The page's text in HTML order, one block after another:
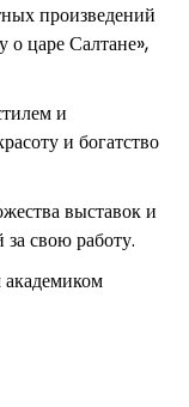
произведений
о царе Салтане»,
и
и богатство
выставок и
свою работу.